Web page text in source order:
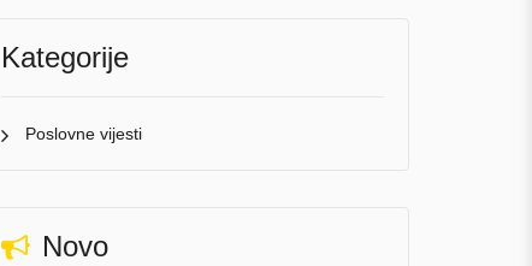
Kategorije
Poslovne vijesti
Novo